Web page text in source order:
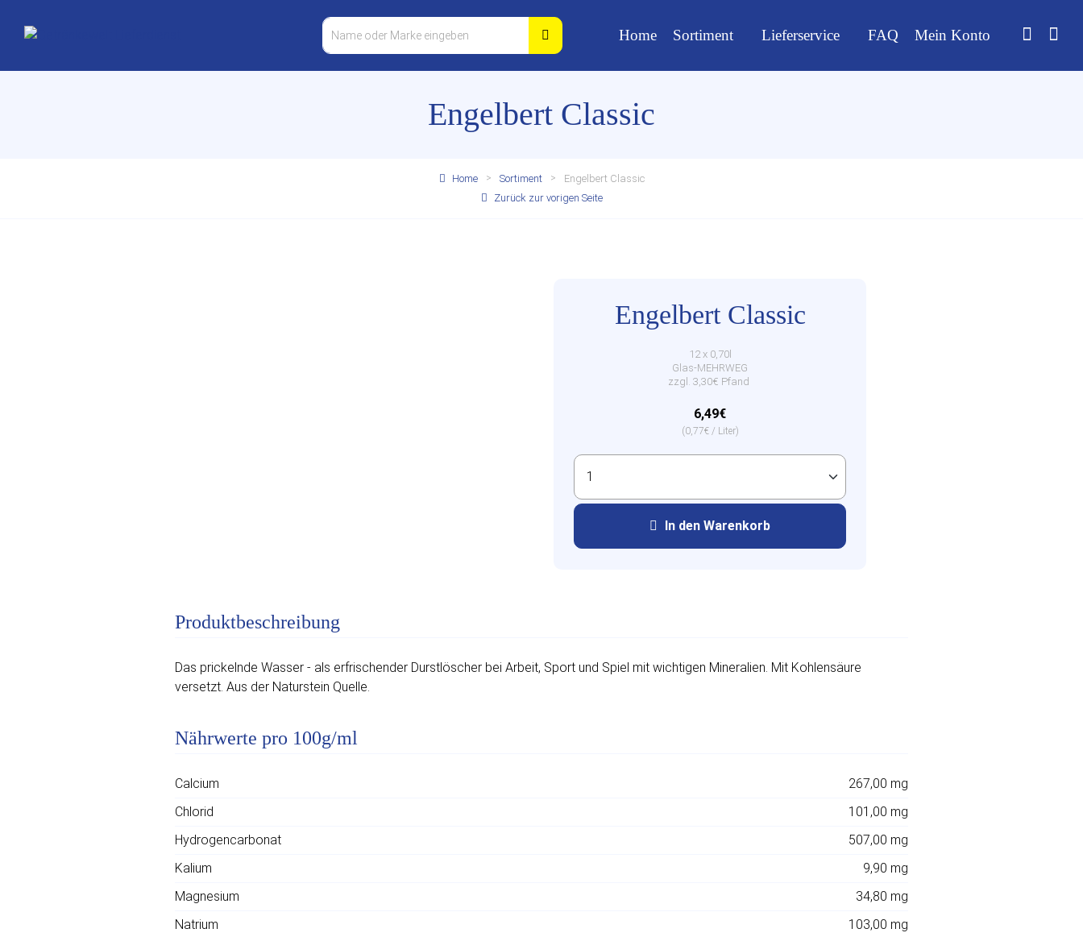
Home Sortiment Lieferservice FAQ Mein Konto
Engelbert Classic
Home Sortiment
Engelbert Classic
Zurück zur vorigen Seite
Engelbert Classic
12 x 0,70l
Glas-MEHRWEG
zzgl. 3,30€ Pfand
6,49€
(0,77€ / Liter)
In den Warenkorb
Produktbeschreibung
Das prickelnde Wasser - als erfrischender Durstlöscher bei Arbeit, Sport und Spiel mit wichtigen Mineralien. Mit Kohlensäure
versetzt. Aus der Naturstein Quelle.
Nährwerte pro 100g/ml
Calcium
267,00 mg
Chlorid
101,00 mg
Hydrogencarbonat
507,00 mg
Kalium
9,90 mg
Magnesium
34,80 mg
Natrium
103,00 mg